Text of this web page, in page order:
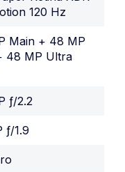
120 Hz
Main + 48 MP
48 MP Ultra
ƒ/2.2
ƒ/1.9